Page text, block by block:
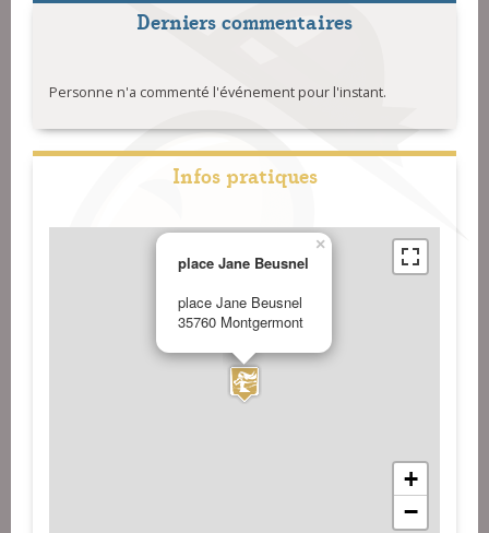
Derniers commentaires
Personne n'a commenté l'événement pour l'instant.
Infos pratiques
place Jane Beusnel
place Jane Beusnel
35760 Montgermont
×
+
−